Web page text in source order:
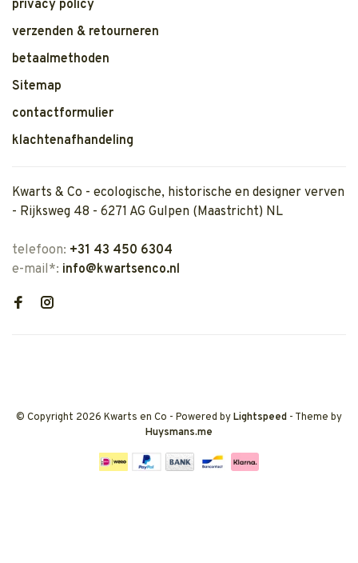
privacy policy
verzenden & retourneren
betaalmethoden
Sitemap
contactformulier
klachtenafhandeling
Kwarts & Co - ecologische, historische en designer verven
- Rijksweg 48 - 6271 AG Gulpen (Maastricht) NL
telefoon: +31 43 450 6304
e-mail*: info@kwartsenco.nl
© Copyright 2026 Kwarts en Co - Powered byLightspeed - Theme by
Huysmans.me